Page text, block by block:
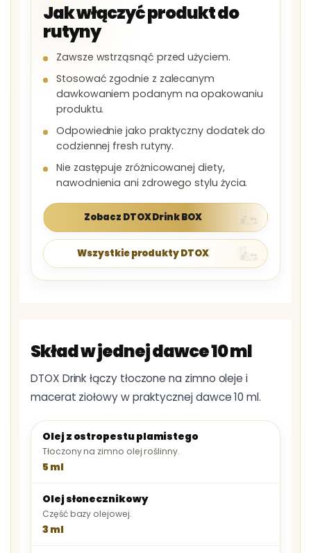
Jak włączyć produkt do
rutyny
Zawsze wstrząsnąć przed użyciem.
Stosować zgodnie z zalecanym
dawkowaniem podanym na opakowaniu
produktu.
Odpowiednie jako praktyczny dodatek do
codziennej fresh rutyny.
Nie zastępuje zróżnicowanej diety,
nawodnienia ani zdrowego stylu życia.
Zobacz DTOX Drink BOX
Wszystkie produkty DTOX
Skład w jednej dawce 10 ml
DTOX Drink łączy tłoczone na zimno oleje i
macerat ziołowy w praktycznej dawce 10 ml.
Olej z ostropestu plamistego
Tłoczony na zimno olej roślinny.
5 ml
Olej słonecznikowy
Część bazy olejowej.
3 ml